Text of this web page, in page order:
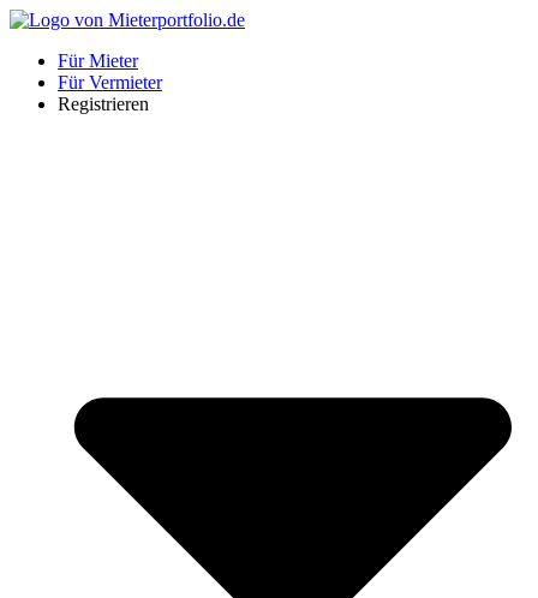
Zum
springenFür Mieter
Für Vermieter
Registrieren